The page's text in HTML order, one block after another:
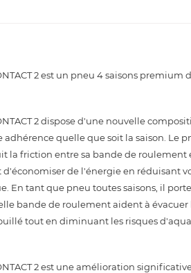
2 est un pneu 4 saisons
2 dispose d'une nouvelle
quelle que soit la saison. Le
la friction entre sa bande de roulement
de l'énergie en réduisant
En tant que pneu toutes saisons, il
bande de roulement aident à
tout en diminuant les risques
2 est une amélioration